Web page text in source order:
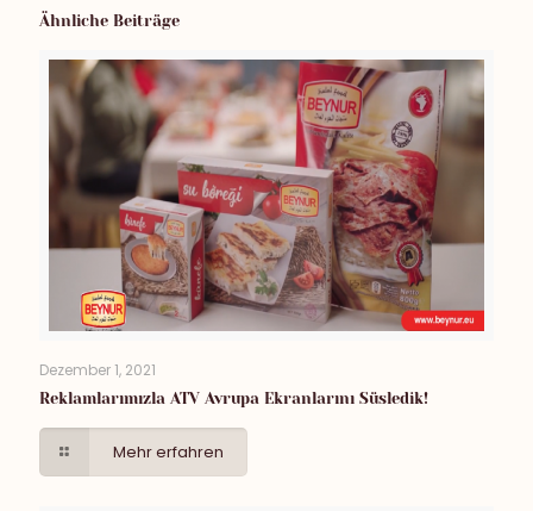
Ähnliche Beiträge
Dezember 1, 2021
Reklamlarımızla ATV Avrupa Ekranlarını Süsledik!
Mehr erfahren